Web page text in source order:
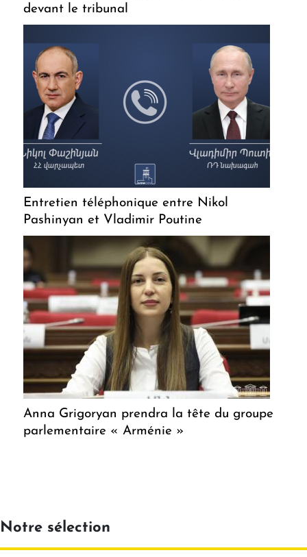
devant le tribunal
Entretien téléphonique entre Nikol
Pashinyan et Vladimir Poutine
Anna Grigoryan prendra la tête du groupe
parlementaire « Arménie »
Notre sélection